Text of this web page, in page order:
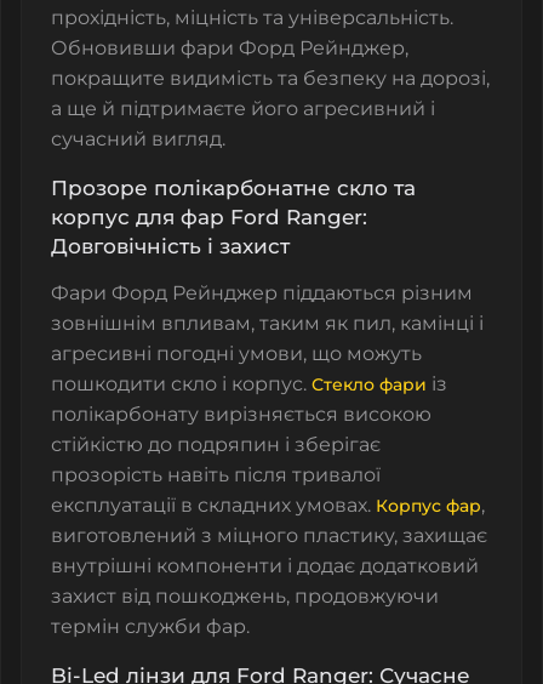
прохідність, міцність та універсальність.
Обновивши фари Форд Рейнджер,
покращите видимість та безпеку на дорозі,
а ще й підтримаєте його агресивний і
сучасний вигляд.
Прозоре полікарбонатне скло та
корпус для фар Ford Ranger:
Довговічність і захист
Фари Форд Рейнджер піддаються різним
зовнішнім впливам, таким як пил, камінці і
агресивні погодні умови, що можуть
пошкодити скло і корпус. Стекло фари із
полікарбонату вирізняється високою
стійкістю до подряпин і зберігає
прозорість навіть після тривалої
експлуатації в складних умовах. Корпус фар,
виготовлений з міцного пластику, захищає
внутрішні компоненти і додає додатковий
захист від пошкоджень, продовжуючи
термін служби фар.
Bi-Led лінзи для Ford Ranger: Сучасне